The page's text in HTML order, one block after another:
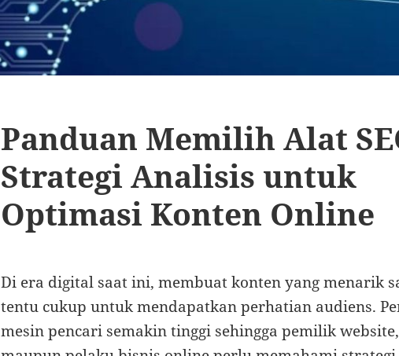
Panduan Memilih Alat
Strategi Analisis untuk
Optimasi Konten Online
Di era digital saat ini, membuat konten yang menarik
tentu cukup untuk mendapatkan perhatian audiens.
mesin pencari semakin tinggi sehingga pemilik